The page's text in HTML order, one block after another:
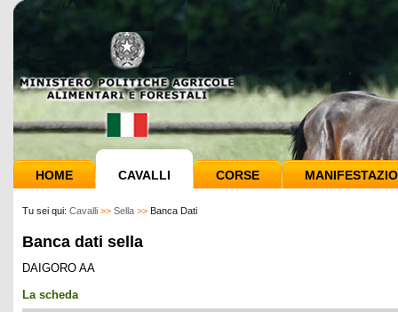
HOME CAVALLI CORSE
Tu sei qui: Cavalli >> Sella >> Banca Dati
Banca dati sella
DAIGORO AA
La scheda